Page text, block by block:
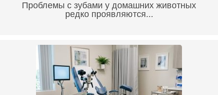
Проблемы с зубами у домашних животных
редко проявляются...